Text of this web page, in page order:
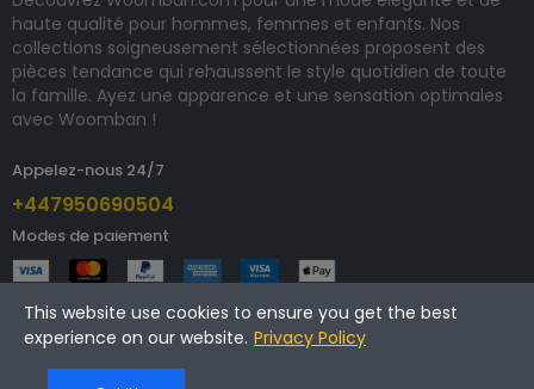
haute qualité pour hommes, femmes et enfants. Nos
collections soigneusement sélectionnées proposent des
pièces tendance qui rehaussent le style quotidien de toute
la famille. Ayez une apparence et une sensation optimales
avec Woomban !
Appelez-nous 24/7
+447950690504
Modes de paiement
Copyright © 2024 woomban.com. Tous droits réservés.
This website use cookies to ensure you get the best
experience on our website. Privacy Policy